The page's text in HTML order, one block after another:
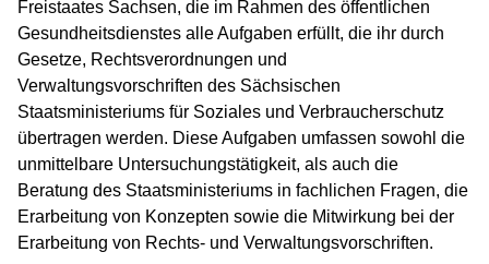
Freistaates Sachsen, die im Rahmen des öffentlichen
Gesundheitsdienstes alle Aufgaben erfüllt, die ihr durch
Gesetze, Rechtsverordnungen und
Verwaltungsvorschriften des Sächsischen
Staatsministeriums für Soziales und Verbraucherschutz
übertragen werden. Diese Aufgaben umfassen sowohl die
unmittelbare Untersuchungstätigkeit, als auch die
Beratung des Staatsministeriums in fachlichen Fragen, die
Erarbeitung von Konzepten sowie die Mitwirkung bei der
Erarbeitung von Rechts- und Verwaltungsvorschriften.